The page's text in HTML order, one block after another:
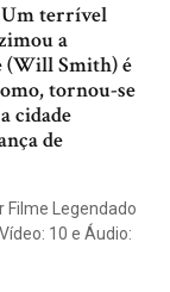
Um terrível
a
(Will Smith) é
tornou-se
cidade
de
Filme Legendado
10 e Áudio: